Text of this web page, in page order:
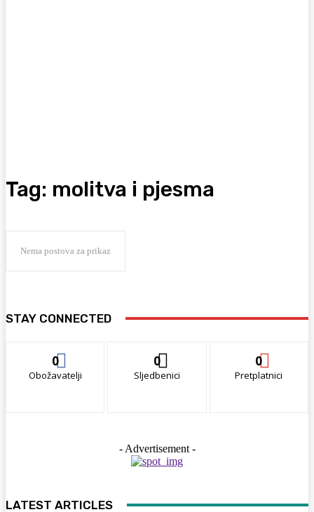
Tag: molitva i pjesma
Nema postova za prikaz
STAY CONNECTED
0
Obožavatelji
0
Sljedbenici
0
Pretplatnici
- Advertisement -
LATEST ARTICLES